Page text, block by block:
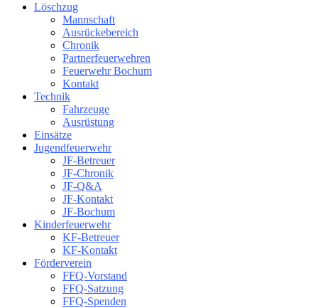
Löschzug
Mannschaft
Ausrückebereich
Chronik
Partnerfeuerwehren
Feuerwehr Bochum
Kontakt
Technik
Fahrzeuge
Ausrüstung
Einsätze
Jugendfeuerwehr
JF-Betreuer
JF-Chronik
JF-Q&A
JF-Kontakt
JF-Bochum
Kinderfeuerwehr
KF-Betreuer
KF-Kontakt
Förderverein
FFQ-Vorstand
FFQ-Satzung
FFQ-Spenden